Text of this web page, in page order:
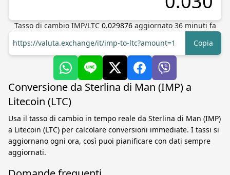
Tasso di cambio IMP/LTC 0.029876 aggiornato 36minuti fa
https://valuta.exchange/it/imp-to-ltc?amount=1
Copia
Conversione da Sterlina di Man (IMP) a
Litecoin (LTC)
Usa il tasso di cambio in tempo reale da Sterlina di Man (IMP)
a Litecoin (LTC) per calcolare conversioni immediate. I tassi si
aggiornano ogni ora, così puoi pianificare con dati sempre
aggiornati.